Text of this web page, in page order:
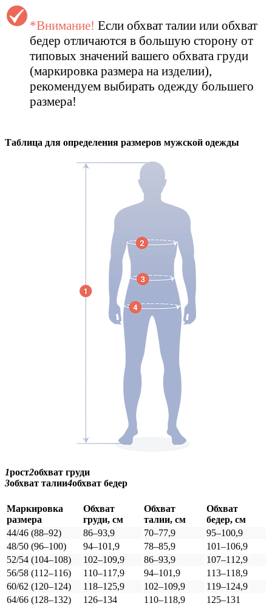
*Внимание! Если обхват талии или обхват
бедер отличаются в большую сторону от
типовых значений вашего обхвата груди
(маркировка размера на изделии),
рекомендуем выбирать одежду большего
размера!
Таблица для определения размеров мужской одежды
1рост2обхват груди
3обхват талии4обхват бедер
Маркировка
размера
Обхват
груди, см
Обхват
талии, см
Обхват
бедер, см
44/46 (88–92)
86–93,9 70–77,9
95–100,9
48/50 (96–100)
94–101,9 78–85,9
101–106,9
52/54 (104–108)
102–109,9 86–93,9
107–112,9
56/58 (112–116)
110–117,9 94–101,9
113–118,9
60/62 (120–124)
118–125,9 102–109,9
119–124,9
64/66 (128–132)
126–134 110–118,9
125–131